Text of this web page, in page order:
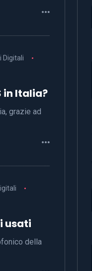
Digitali
in Italia?
grazie ad
usati
della